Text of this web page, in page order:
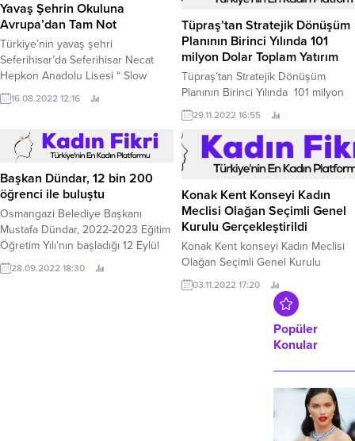
Yavaş Şehrin Okuluna
Avrupa’dan Tam Not
Türkiye’nin yavaş şehri
Seferihisar’da Seferihisar Necat
Hepkon Anadolu Lisesi “ Slow
Scholl of Slow City” projesi ile
İzmir’den Erasmus’a seçilen tek
16.08.2022 12:16
Tüpraş’tan Stratejik Dönüşüm
Planının Birinci Yılında 101
milyon Dolar Toplam Yatırım
Tüpraş’tan Stratejik Dönüşüm
Planının Birinci Yılında 101 milyon
Dolar Toplam Yatırım Türkiye’nin
lider sanayi şirketi Tüpraş, “Stratejik
Dönüşüm Planı” yolculuğunda bir
yılı tamamladı.
29.11.2022 16:55
Başkan Dündar, 12 bin 200
öğrenci ile buluştu
Osmangazi Belediye Başkanı
Mustafa Dündar, 2022-2023 Eğitim
Öğretim Yılı’nın başladığı 12 Eylül
tarihinden itibaren her gün farklı bir
okulda mesaiye başlayarak iki
28.09.2022 18:30
Konak Kent Konseyi Kadın
Meclisi Olağan Seçimli Genel
Kurulu Gerçekleştirildi
Konak Kent konseyi Kadın Meclisi
Olağan Seçimli Genel Kurulu
Türkan Saylan Kültür Merkezinde
gerçekleştirildi.
03.11.2022 17:20
Popüler
Konular